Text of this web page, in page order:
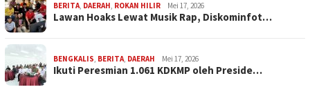
BERITA, DAERAH, ROKAN HILIR Mei 17, 2026
Lawan Hoaks Lewat Musik Rap, Diskominfot…
BENGKALIS, BERITA, DAERAH Mei 17, 2026
Ikuti Peresmian 1.061 KDKMP oleh Preside…